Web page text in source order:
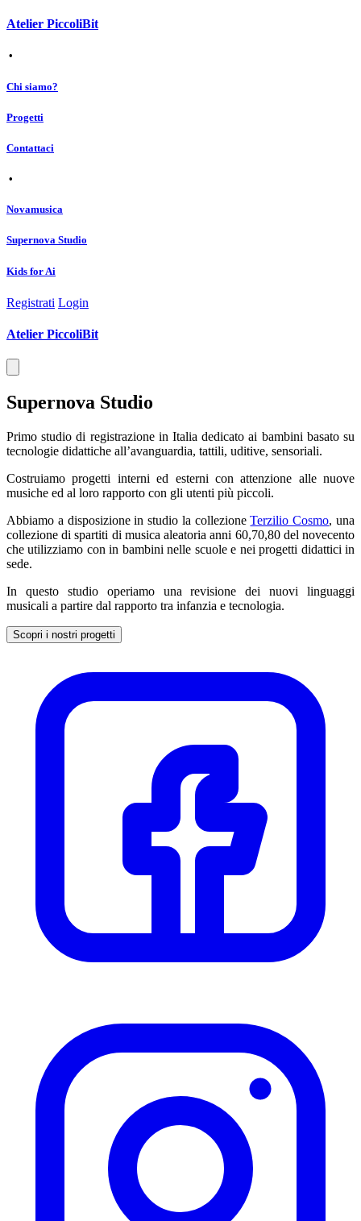
Atelier PiccoliBit
•
Chi siamo?
Progetti
Contattaci
•
Novamusica
Supernova Studio
Kids for Ai
Registrati Login
Atelier PiccoliBit
Supernova Studio
Primo studio di registrazione in Italia dedicato ai bambini basato su
tecnologie didattiche all’avanguardia, tattili, uditive, sensoriali.
Costruiamo progetti interni ed esterni con attenzione alle nuove
musiche ed al loro rapporto con gli utenti più piccoli.
Abbiamo a disposizione in studio la collezioneTerzilio Cosmo, una
collezione di spartiti di musica aleatoria anni 60,70,80 del novecento
che utilizziamo con in bambini nelle scuole e nei progetti didattici in
sede.
In questo studio operiamo una revisione dei nuovi linguaggi
musicali a partire dal rapporto tra infanzia e tecnologia.
Scopri i nostri progetti